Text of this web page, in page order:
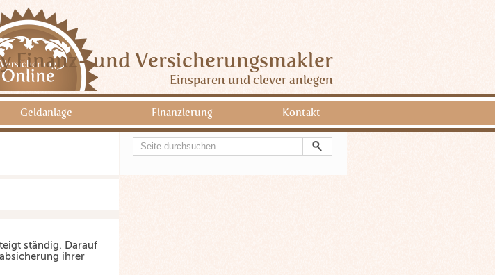
Finanz- und Versicherungsmakler
Einsparen und clever anlegen
Geldanlage Finanzierung Kontakt
ständig. Darauf
ihrer